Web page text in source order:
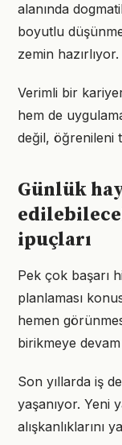
alanında
boyutlu
zemin hazırlıyor.
Verimli bir
hem de
değil, öğrenileni
Günlük
ipuçları
Pek çok başarı
planlaması
hemen
birikmeye
Son yıllarda iş
yaşanıyor. Yeni
alışkanlıklarını